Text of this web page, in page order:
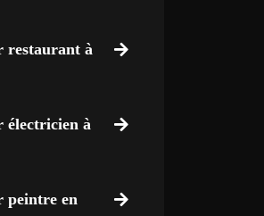
restaurant à
électricien à
peintre en